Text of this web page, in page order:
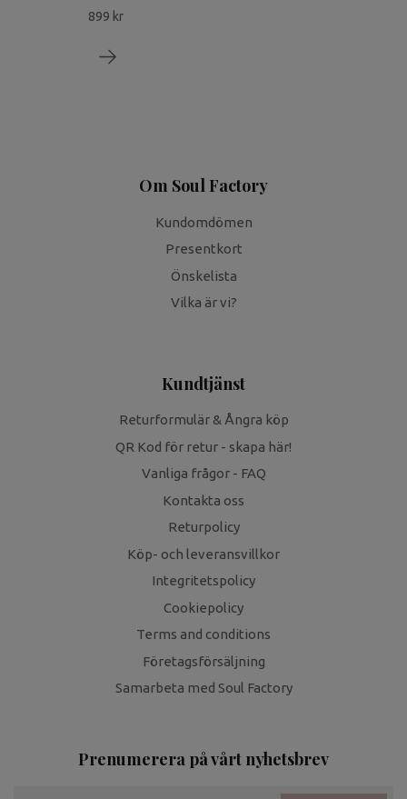
899 kr
Om Soul Factory
Kundomdömen
Presentkort
Önskelista
Vilka är vi?
Kundtjänst
Returformulär & Ångra köp
QR Kod för retur - skapa här!
Vanliga frågor - FAQ
Kontakta oss
Returpolicy
Köp- och leveransvillkor
Integritetspolicy
Cookiepolicy
Terms and conditions
Företagsförsäljning
Samarbeta med Soul Factory
Prenumerera på vårt nyhetsbrev